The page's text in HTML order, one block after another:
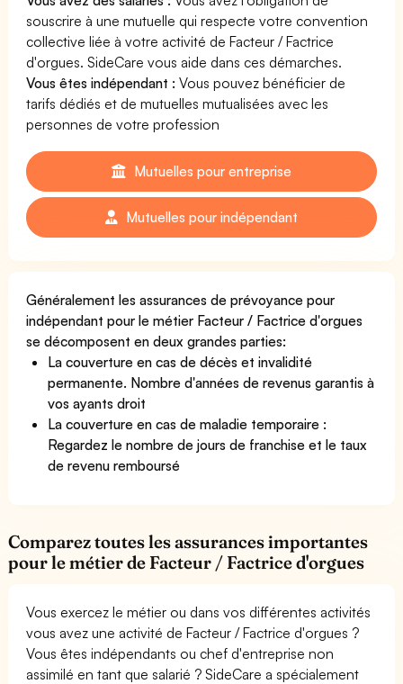
souscrire à une mutuelle qui respecte votre convention
collective liée à votre activité de Facteur / Factrice
d'orgues. SideCare vous aide dans ces démarches.
Vous êtes indépendant : Vous pouvez bénéficier de
tarifs dédiés et de mutuelles mutualisées avec les
personnes de votre profession
Mutuelles pour entreprise
Mutuelles pour indépendant
Généralement les assurances de prévoyance pour
indépendant pour le métier Facteur / Factrice d'orgues
se décomposent en deux grandes parties:
La couverture en cas de décès et invalidité
permanente. Nombre d'années de revenus garantis à
vos ayants droit
La couverture en cas de maladie temporaire :
Regardez le nombre de jours de franchise et le taux
de revenu remboursé
Comparez toutes les assurances importantes
pour le métier de Facteur / Factrice d'orgues
Vous exercez le métier ou dans vos différentes activités
vous avez une activité de Facteur / Factrice d'orgues ?
Vous êtes indépendants ou chef d'entreprise non
assimilé en tant que salarié ? SideCare a spécialement